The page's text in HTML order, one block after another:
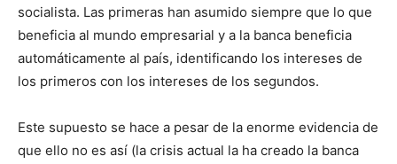
socialista. Las primeras han asumido siempre que lo que
beneficia al mundo empresarial y a la banca beneficia
automáticamente al país, identificando los intereses de
los primeros con los intereses de los segundos.
Este supuesto se hace a pesar de la enorme evidencia de
que ello no es así (la crisis actual la ha creado la banca